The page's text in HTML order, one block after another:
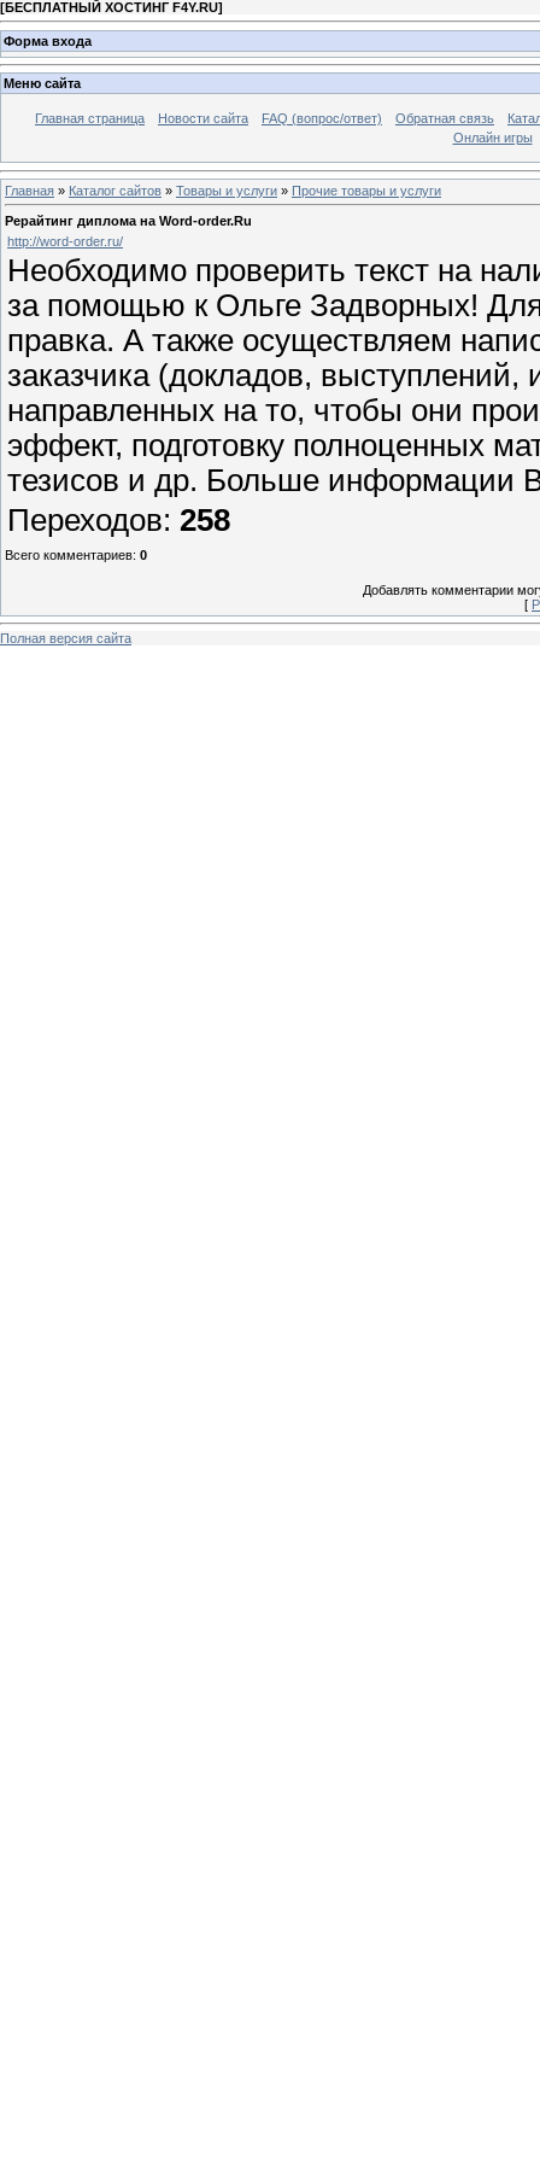
[БЕСПЛАТНЫЙ ХОСТИНГ F4Y.RU]
Форма входа
Меню сайта
Главная страница Новости сайта FAQ (вопрос/ответ) Обратная связь
Онлайн игры
Главная » Каталог сайтов » Товары и услуги » Прочие товары и услуги
Рерайтинг диплома на Word-order.Ru
http://word-order.ru/
Необходимо проверить текст на
за помощью к Ольге Задворных! Для
правка. А также осуществляем
заказчика (докладов,
направленных на то, чтобы они
эффект, подготовку полноценных
тезисов и др. Больше информации
Переходов: 258
Всего комментариев: 0
Добавлять комментарии
[
Полная версия сайта